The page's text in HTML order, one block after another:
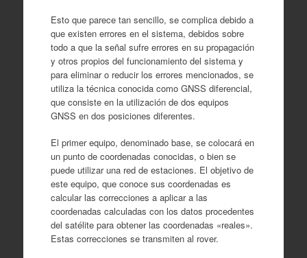
Esto que parece tan sencillo, se complica debido a
que existen errores en el sistema, debidos sobre
todo a que la señal sufre errores en su propagación
y otros propios del funcionamiento del sistema y
para eliminar o reducir los errores mencionados, se
utiliza la técnica conocida como GNSS diferencial,
que consiste en la utilización de dos equipos
GNSS en dos posiciones diferentes.
El primer equipo, denominado base, se colocará en
un punto de coordenadas conocidas, o bien se
puede utilizar una red de estaciones. El objetivo de
este equipo, que conoce sus coordenadas es
calcular las correcciones a aplicar a las
coordenadas calculadas con los datos procedentes
del satélite para obtener las coordenadas «reales».
Estas correcciones se transmiten al rover.